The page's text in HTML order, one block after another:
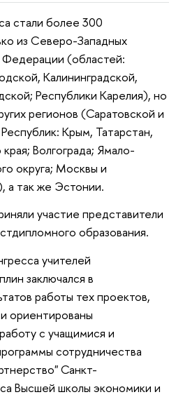
стали более 300
из Северо-Западных
(областей:
Калининградской,
Республики Карелия), но
регионов (Саратовской и
Крым, Татарстан,
Волгограда; Ямало-
округа; Москвы и
а так же Эстонии.
участие представители
образования.
учителей
заключался в
работы тех проектов,
ориентированы
с учащимися и
сотрудничества
Санкт-
Высшей школы экономики и